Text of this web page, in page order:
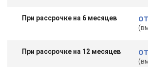
При рассрочке на 6 месяцев от
При рассрочке на 12 месяцев от